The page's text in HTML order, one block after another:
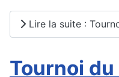
Lire la suite :
Tournoi